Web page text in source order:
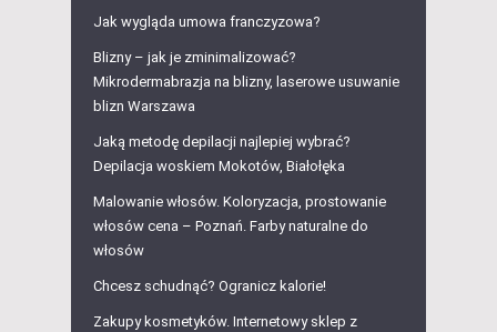
Jak wygląda umowa franczyzowa?
Blizny – jak je zminimalizować?
Mikrodermabrazja na blizny, laserowe usuwanie
blizn Warszawa
Jaką metodę depilacji najlepiej wybrać?
Depilacja woskiem Mokotów, Białołęka
Malowanie włosów. Koloryzacja, prostowanie
włosów cena – Poznań. Farby naturalne do
włosów
Chcesz schudnąć? Ogranicz kalorie!
Zakupy kosmetyków. Internetowy sklep z